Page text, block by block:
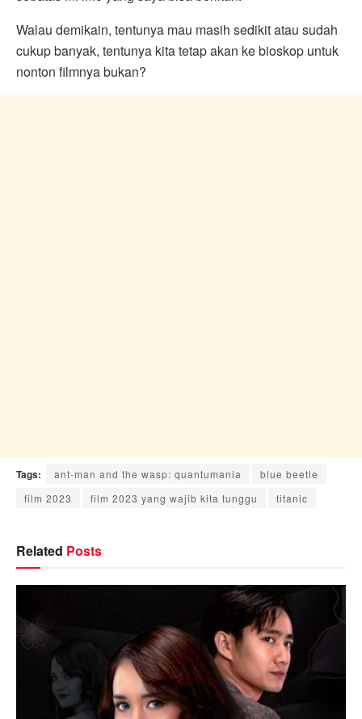
Walau demikain, tentunya mau masih sedikit atau sudah
cukup banyak, tentunya kita tetap akan ke bioskop untuk
nonton filmnya bukan?
Tags: ant-man and the wasp: quantumania
blue beetle
film 2023
film 2023 yang wajib kita tunggu titanic
Related Posts